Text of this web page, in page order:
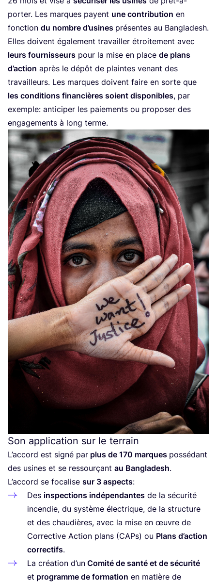
por­ter. Les marques payent une contri­bu­tion en
fonc­tion du nombre d’usines pré­sentes au Ban­gla­desh.
Elles doivent éga­le­ment tra­vailler étroi­te­ment avec
leurs four­nis­seurs pour la mise en place de plans
d’action après le dépôt de plaintes venant des
tra­vailleurs. Les marques doivent faire en sorte que
les condi­tions finan­cières soient dis­po­nibles, par
exemple: anti­ci­per les paie­ments ou pro­po­ser des
enga­ge­ments à long terme.
Son application sur le terrain
L’accord est signé par plus de 170 marques pos­sé­dant
des usines et se res­sour­çant au Ban­gla­desh.
L’accord se foca­lise sur 3 aspects:
Des ins­pec­tions indé­pen­dantes de la sécu­ri­té
incen­die, du sys­tème élec­trique, de la struc­ture
et des chau­dières, avec la mise en œuvre de
Cor­rec­tive Action plans (CAPs) ou Plans d’action
cor­rec­tifs.
La créa­tion d’un Comi­té de san­té et de sécu­ri­té
et pro­gramme de for­ma­tion en matière de